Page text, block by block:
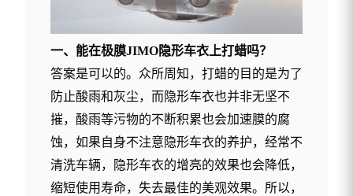
一、能在极膜JIMO隐形车衣上打蜡吗？
答案是可以的。众所周知，打蜡的目的是为了
防止酸雨和灰尘，而隐形车衣也并非无坚不
摧，酸雨等污物的不断积累也会加速膜的腐
蚀，如果自身不注意隐形车衣的养护，经常不
清洗车辆，隐形车衣的增亮的效果也会降低，
缩短使用寿命，失去最佳的美观效果。所以，